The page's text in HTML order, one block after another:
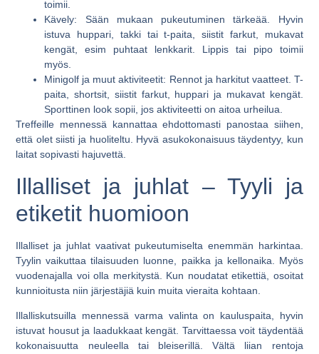
toimii.
Kävely: Sään mukaan pukeutuminen tärkeää. Hyvin
istuva huppari, takki tai t-paita, siistit farkut, mukavat
kengät, esim puhtaat lenkkarit. Lippis tai pipo toimii
myös.
Minigolf ja muut aktiviteetit: Rennot ja harkitut vaatteet. T-
paita, shortsit, siistit farkut, huppari ja mukavat kengät.
Sporttinen look sopii, jos aktiviteetti on aitoa urheilua.
Treffeille mennessä kannattaa ehdottomasti panostaa siihen,
että olet siisti ja huoliteltu. Hyvä asukokonaisuus täydentyy, kun
laitat sopivasti hajuvettä.
Illalliset ja juhlat – Tyyli ja
etiketit huomioon
Illalliset ja juhlat vaativat pukeutumiselta enemmän harkintaa.
Tyylin vaikuttaa tilaisuuden luonne, paikka ja kellonaika. Myös
vuodenajalla voi olla merkitystä. Kun noudatat etikettiä, osoitat
kunnioitusta niin järjestäjiä kuin muita vieraita kohtaan.
Illalliskutsuilla mennessä varma valinta on kauluspaita, hyvin
istuvat housut ja laadukkaat kengät. Tarvittaessa voit täydentää
kokonaisuutta neuleella tai bleiserillä. Vältä liian rentoja